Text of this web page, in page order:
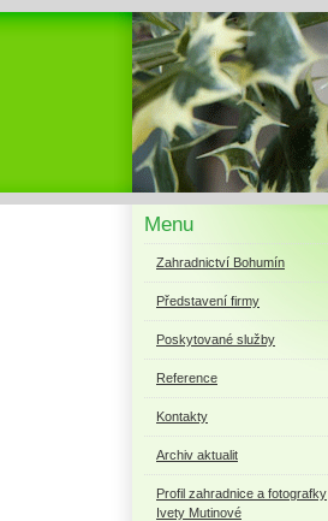
Menu
Zahradnictví Bohumín
Představení firmy
Poskytované služby
Reference
Kontakty
Archiv aktualit
Profil zahradnice a fotografky
Ivety Mutinové